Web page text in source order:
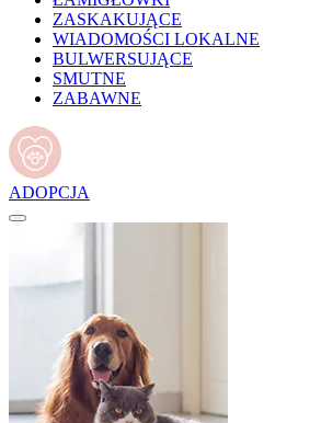
ZASKAKUJĄCE
WIADOMOŚCI LOKALNE
BULWERSUJĄCE
SMUTNE
ZABAWNE
ADOPCJA